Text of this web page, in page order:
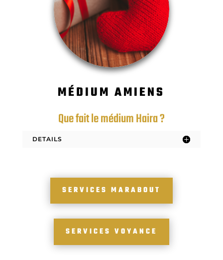
MÉDIUM AMIENS
Que fait le médium Haira ?
DETAILS
SERVICES MARABOUT
SERVICES VOYANCE